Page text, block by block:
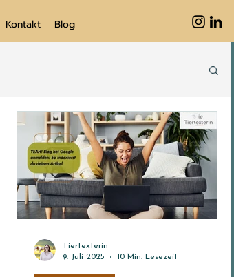
Kontakt Blog
Tiertexterin
9. Juli 2025
10 Min. Lesezeit